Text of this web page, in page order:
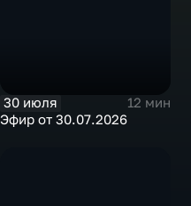
30 июля
12 мин
Эфир от 30.07.2026